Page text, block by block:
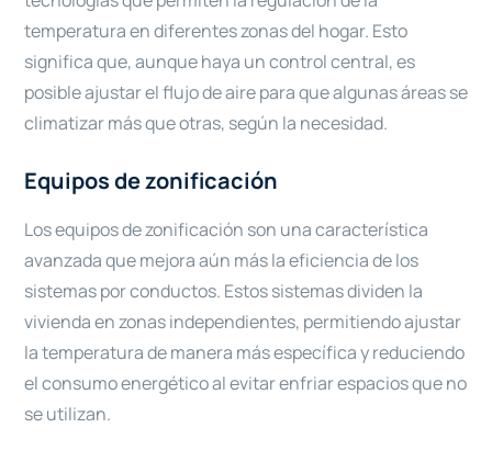
temperatura en diferentes zonas del hogar. Esto
significa que, aunque haya un control central, es
posible ajustar el flujo de aire para que algunas áreas se
climatizar más que otras, según la necesidad.
Equipos de zonificación
Los equipos de zonificación son una característica
avanzada que mejora aún más la eficiencia de los
sistemas por conductos. Estos sistemas dividen la
vivienda en zonas independientes, permitiendo ajustar
la temperatura de manera más específica y reduciendo
el consumo energético al evitar enfriar espacios que no
se utilizan.